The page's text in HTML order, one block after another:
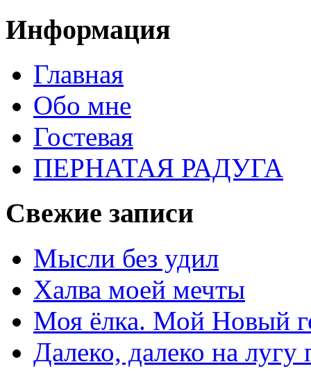
Информация
Главная
Обо мне
Гостевая
ПЕРНАТАЯ РАДУГА
Свежие записи
Мысли без удил
Халва моей мечты
Моя ёлка. Мой Новый
Далеко, далеко на лугу